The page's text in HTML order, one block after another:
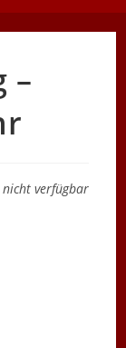
–
verfügbar